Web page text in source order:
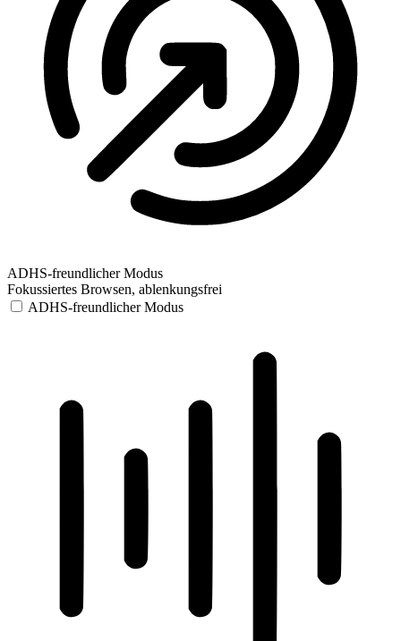
ADHS-freundlicher Modus
Fokussiertes Browsen, ablenkungsfrei
ADHS-freundlicher Modus